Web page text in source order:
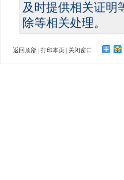
及时提供相关证明
除等相关处理。
返回顶部 打印本页 关闭窗口